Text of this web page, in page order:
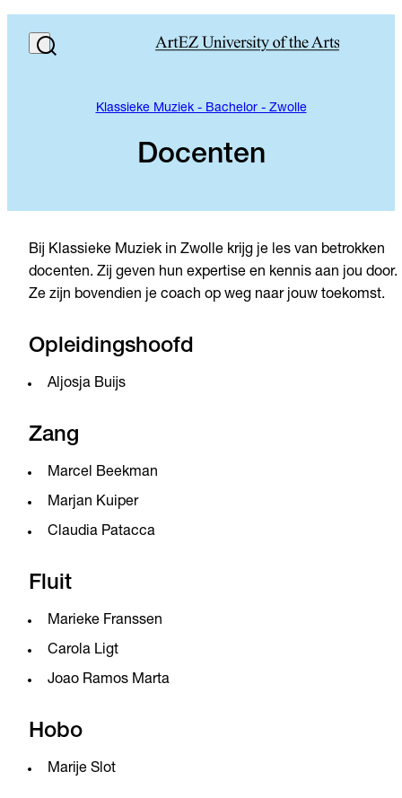
Klassieke Muziek - Bachelor - Zwolle
Docenten
Bij Klassieke Muziek in Zwolle krijg je les van betrokken
docenten. Zij geven hun expertise en kennis aan jou door.
Ze zijn bovendien je coach op weg naar jouw toekomst.
Opleidingshoofd
Aljosja Buijs
Zang
Marcel Beekman
Marjan Kuiper
Claudia Patacca
Fluit
Marieke Franssen
Carola Ligt
Joao Ramos Marta
Hobo
Marije Slot